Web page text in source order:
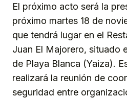
El próximo acto será la
próximo martes 18 de
que tendrá lugar en el
Juan El Majorero, situado
de Playa Blanca (Yaiza).
realizará la reunión de
seguridad entre